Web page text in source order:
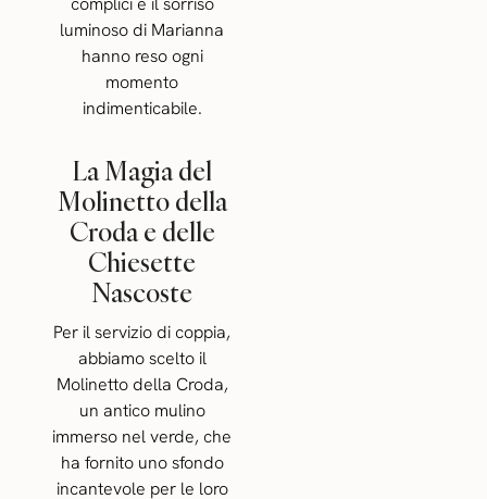
luminoso di Marianna
hanno reso ogni
momento
indimenticabile.
La Magia del
Molinetto della
Croda e delle
Chiesette
Nascoste
Per il servizio di coppia,
abbiamo scelto il
Molinetto della Croda,
un antico mulino
immerso nel verde, che
ha fornito uno sfondo
incantevole per le loro